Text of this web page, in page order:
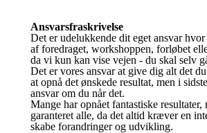
Ansvarsfraskrivelse
Det er udelukkende dit eget ansvar
af foredraget, workshoppen, forløbet
da vi kun kan vise vejen - du skal selv
Det er vores ansvar at give dig alt det
at opnå det ønskede resultat, men i
ansvar om du når det.
Mange har opnået fantastiske resultater,
garanteret alle, da det altid kræver en
skabe forandringer og udvikling.